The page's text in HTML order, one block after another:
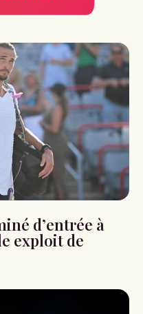
d’entrée à
exploit de